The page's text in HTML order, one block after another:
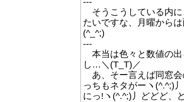
そうこうしている内
たいですな、月曜から
(^_^;)
---
本当は色々と数値の
し…＼(T_T)／
あ、そー言えば同窓会
っちもネタがーヽ(^.^;)
にっ!ヽ(^.^;)丿どどど、